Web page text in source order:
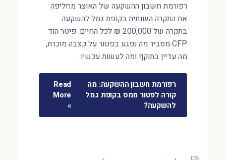
רפורמת חשבון ההשקעה של האוצר מחליפה
את התקרה השנתית בקופת גמל להשקעה
בתקרה של 200,000 ₪ לכל החיים. פיטר הוד
CFP מסביר מה נפגע בפטור על קצבה מוכרת,
מה עדיין בתוקף ומה לעשות עכשיו.
רפורמת חשבון ההשקעה: מה
קורה לפטור ממס בקופת גמל
להשקעה?
Read
More
»